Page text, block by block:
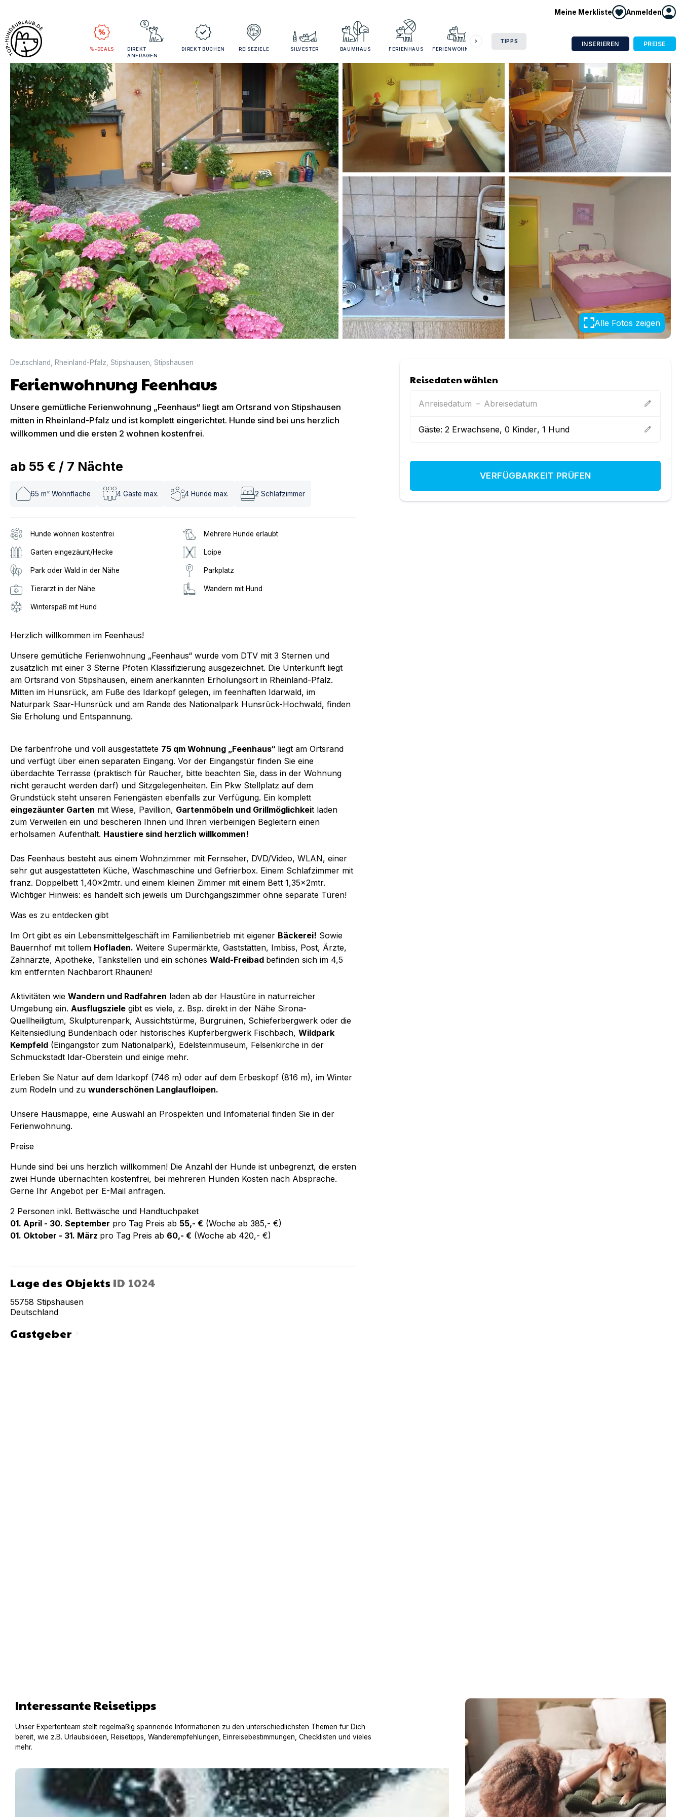
Meine Merkliste Anmelden
%-DEALS
DIREKT
ANFRAGEN
DIREKT BUCHEN REISEZIELE SILVESTER BAUMHAUS FERIENHAUS FERIENWOHNUNG
TIPPS INSERIEREN PREISE
Alle Fotos zeigen
Deutschland Rheinland-Pfalz Stipshausen Stipshausen
Ferienwohnung Feenhaus
Unsere gemütliche Ferienwohnung „Feenhaus“ liegt am Ortsrand von Stipshausen
mitten in Rheinland-Pfalz und ist komplett eingerichtet. Hunde sind bei uns herzlich
willkommen und die ersten 2 wohnen kostenfrei.
ab 55 € / 7 Nächte
65 m² Wohnfläche 4 Gäste max. 4 Hunde max. 2 Schlafzimmer
Hunde wohnen kostenfrei Mehrere Hunde erlaubt
Garten eingezäunt/Hecke Loipe
Park oder Wald in der Nähe Parkplatz
Tierarzt in der Nähe Wandern mit Hund
Winterspaß mit Hund
Herzlich willkommen im Feenhaus!
Unsere gemütliche Ferienwohnung „Feenhaus“ wurde vom DTV mit 3 Sternen und
zusätzlich mit einer 3 Sterne Pfoten Klassifizierung ausgezeichnet. Die Unterkunft liegt
am Ortsrand von Stipshausen, einem anerkannten Erholungsort in Rheinland-Pfalz.
Mitten im Hunsrück, am Fuße des Idarkopf gelegen, im feenhaften Idarwald, im
Naturpark Saar-Hunsrück und am Rande des Nationalpark Hunsrück-Hochwald, finden
Sie Erholung und Entspannung.
Die farbenfrohe und voll ausgestattete 75 qm Wohnung „Feenhaus“ liegt am Ortsrand
und verfügt über einen separaten Eingang. Vor der Eingangstür finden Sie eine
überdachte Terrasse (praktisch für Raucher, bitte beachten Sie, dass in der Wohnung
nicht geraucht werden darf) und Sitzgelegenheiten. Ein Pkw Stellplatz auf dem
Grundstück steht unseren Feriengästen ebenfalls zur Verfügung. Ein komplett
eingezäunter Garten mit Wiese, Pavillion, Gartenmöbeln und Grillmöglichkeit laden
zum Verweilen ein und bescheren Ihnen und Ihren vierbeinigen Begleitern einen
erholsamen Aufenthalt. Haustiere sind herzlich willkommen!
Das Feenhaus besteht aus einem Wohnzimmer mit Fernseher, DVD/Video, WLAN, einer
sehr gut ausgestatteten Küche, Waschmaschine und Gefrierbox. Einem Schlafzimmer mit
franz. Doppelbett 1,40x2mtr. und einem kleinen Zimmer mit einem Bett 1,35x2mtr.
Wichtiger Hinweis: es handelt sich jeweils um Durchgangszimmer ohne separate Türen!
Was es zu entdecken gibt
Im Ort gibt es ein Lebensmittelgeschäft im Familienbetrieb mit eigener Bäckerei! Sowie
Bauernhof mit tollem Hofladen. Weitere Supermärkte, Gaststätten, Imbiss, Post, Ärzte,
Zahnärzte, Apotheke, Tankstellen und ein schönes Wald-Freibad befinden sich im 4,5
km entfernten Nachbarort Rhaunen!
Aktivitäten wie Wandern und Radfahren laden ab der Haustüre in naturreicher
Umgebung ein. Ausflugsziele gibt es viele, z. Bsp. direkt in der Nähe Sirona-
Quellheiligtum, Skulpturenpark, Aussichtstürme, Burgruinen, Schieferbergwerk oder die
Keltensiedlung Bundenbach oder historisches Kupferbergwerk Fischbach, Wildpark
Kempfeld (Eingangstor zum Nationalpark), Edelsteinmuseum, Felsenkirche in der
Schmuckstadt Idar-Oberstein und einige mehr.
Erleben Sie Natur auf dem Idarkopf (746 m) oder auf dem Erbeskopf (816 m), im Winter
zum Rodeln und zu wunderschönen Langlaufloipen.
Unsere Hausmappe, eine Auswahl an Prospekten und Infomaterial finden Sie in der
Ferienwohnung.
Preise
Hunde sind bei uns herzlich willkommen! Die Anzahl der Hunde ist unbegrenzt, die ersten
zwei Hunde übernachten kostenfrei, bei mehreren Hunden Kosten nach Absprache.
Gerne Ihr Angebot per E-Mail anfragen.
2 Personen inkl. Bettwäsche und Handtuchpaket
01. April - 30. September pro Tag Preis ab 55,- € (Woche ab 385,- €)
01. Oktober - 31. März pro Tag Preis ab 60,- € (Woche ab 420,- €)
Lage des Objekts ID 1024
55758 Stipshausen
Deutschland
Gastgeberchevron_right
Reisedaten wählen
Anreisedatum – Abreisedatum edit
Gäste:2 Erwachsene,0 Kinder,1 Hund edit
VERFÜGBARKEIT PRÜFEN
Interessante Reisetipps
Unser Expertenteam stellt regelmäßig spannende Informationen zu den unterschiedlichsten Themen für Dich
bereit, wie z.B. Urlaubsideen, Reisetipps, Wanderempfehlungen, Einreisebestimmungen, Checklisten und vieles
mehr.
Sicher mit deinem Hund durch Herbst und Winter